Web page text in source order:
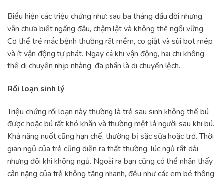
Biểu hiện các triệu chứng như: sau ba tháng đầu đời nhưng
vẫn chưa biết ngẩng đầu, chậm lật và không thể ngồi vững.
Cơ thể trẻ mắc bệnh thường rất mềm, co giật và sùi bọt mép
và ít vận động tự phát. Ngay cả khi vận động, hai chi không
thể di chuyển nhịp nhàng, đa phần là di chuyển lệch.
Rối loạn sinh lý
Triệu chứng rối loạn này thường là trẻ sau sinh không thể bú
được hoặc bú rất khó khăn và thường mệt lả người sau khi bú.
Khả năng nuốt cũng hạn chế, thường bị sặc sữa hoặc trớ. Thời
gian ngủ của trẻ cũng diễn ra thất thường, lúc ngủ rất dài
nhưng đôi khi không ngủ. Ngoài ra bạn cũng có thể nhận thấy
cân nặng của trẻ không tăng nhanh, đều như các em bé thông